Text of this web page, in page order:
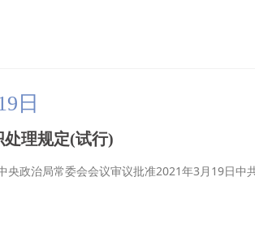
日
理规定(试行)
央政治局常委会会议审议批准2021年3月19日中